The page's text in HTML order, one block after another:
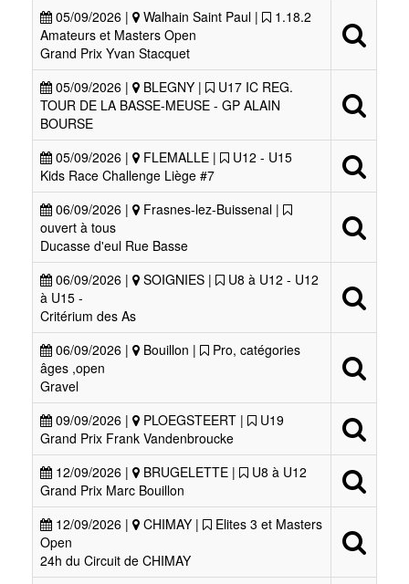
05/09/2026 |
Walhain Saint Paul |
1.18.2
Amateurs et Masters Open
Grand Prix Yvan Stacquet
05/09/2026 |
BLEGNY |
U17 IC REG.
TOUR DE LA BASSE-MEUSE - GP ALAIN
BOURSE
05/09/2026 |
FLEMALLE |
U12 - U15
Kids Race Challenge Liège #7
06/09/2026 |
Frasnes-lez-Buissenal |
ouvert à tous
Ducasse d'eul Rue Basse
06/09/2026 |
SOIGNIES |
U8 à U12 - U12
à U15 -
Critérium des As
06/09/2026 |
Bouillon |
Pro, catégories
âges ,open
Gravel
09/09/2026 |
PLOEGSTEERT |
U19
Grand Prix Frank Vandenbroucke
12/09/2026 |
BRUGELETTE |
U8 à U12
Grand Prix Marc Bouillon
12/09/2026 |
CHIMAY |
Elites 3 et Masters
Open
24h du Circuit de CHIMAY